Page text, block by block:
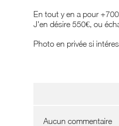
En tout y en a pour
J'en désire 550€, ou
Photo en privée si
Aucun commentaire